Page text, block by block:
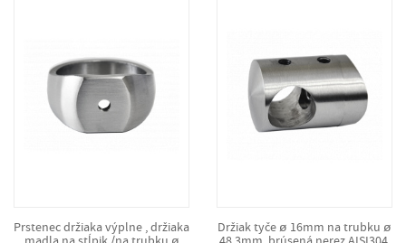
Prstenec držiaka výplne , držiaka
Držiak tyče ø 16mm na trubku ø